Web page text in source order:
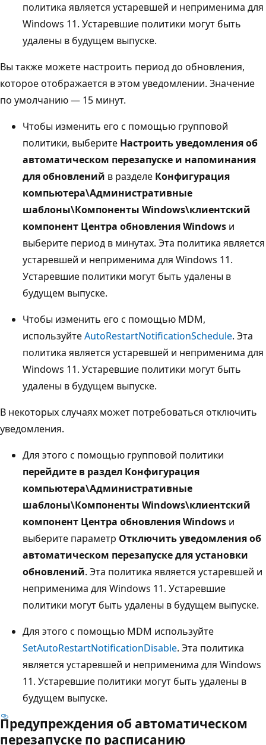
политика является устаревшей и неприменима для
Windows 11. Устаревшие политики могут быть
удалены в будущем выпуске.
Вы также можете настроить период до обновления,
которое отображается в этом уведомлении. Значение
по умолчанию — 15 минут.
Чтобы изменить его с помощью групповой
политики, выберите Настроить уведомления об
автоматическом перезапуске и напоминания
для обновлений в разделе Конфигурация
компьютера\Административные
шаблоны\Компоненты Windows\клиентский
компонент Центра обновления Windows и
выберите период в минутах. Эта политика является
устаревшей и неприменима для Windows 11.
Устаревшие политики могут быть удалены в
будущем выпуске.
Чтобы изменить его с помощью MDM,
используйтеAutoRestartNotificationSchedule. Эта
политика является устаревшей и неприменима для
Windows 11. Устаревшие политики могут быть
удалены в будущем выпуске.
В некоторых случаях может потребоваться отключить
уведомления.
Для этого с помощью групповой политики
перейдите в раздел Конфигурация
компьютера\Административные
шаблоны\Компоненты Windows\клиентский
компонент Центра обновления Windows и
выберите параметр Отключить уведомления об
автоматическом перезапуске для установки
обновлений. Эта политика является устаревшей и
неприменима для Windows 11. Устаревшие
политики могут быть удалены в будущем выпуске.
Для этого с помощью MDM используйте
SetAutoRestartNotificationDisable. Эта политика
является устаревшей и неприменима для Windows
11. Устаревшие политики могут быть удалены в
будущем выпуске.
Предупреждения об автоматическом
перезапуске по расписанию